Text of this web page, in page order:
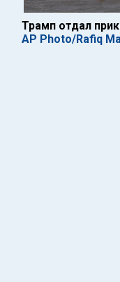
Трамп отдал
AP Photo/Rafiq